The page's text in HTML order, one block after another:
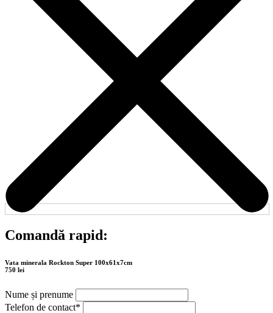
Comandă rapid:
Vata minerala Rockton Super 100x61x7cm
750 lei
Nume și prenume
Telefon de contact*